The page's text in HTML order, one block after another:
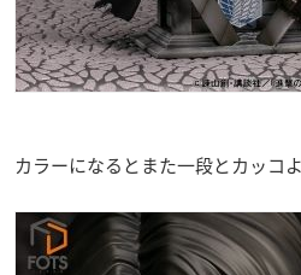
カラーになるとまた一段とカッコ